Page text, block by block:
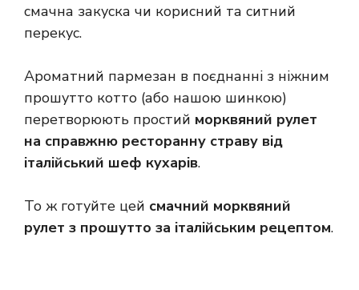
смачна закуска чи корисний та ситний
перекус.
Ароматний пармезан в поєднанні з ніжним
прошутто котто (або нашою шинкою)
перетворюють простий морквяний рулет
на справжню ресторанну страву від
італійський шеф кухарів.
То ж готуйте цей смачний морквяний
рулет з прошутто за італійським рецептом.